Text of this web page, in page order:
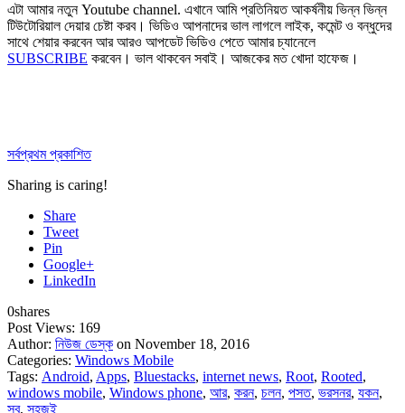
এটা আমার নতুন Youtube channel. এখানে আমি প্রতিনিয়ত আকর্ষনীয় ভিন্ন ভিন্ন
টিউটোরিয়াল দেয়ার চেষ্টা করব। ভিডিও আপনাদের ভাল লাগলে লাইক, কমেন্ট ও বন্ধুদের
সাথে শেয়ার করবেন আর আরও আপডেট ভিডিও পেতে আমার চ্যানেলে
SUBSCRIBE করবেন। ভাল থাকবেন সবাই। আজকের মত খোদা হাফেজ।
সর্বপ্রথম প্রকাশিত
Sharing is caring!
Share
Tweet
Pin
Google+
LinkedIn
0shares
Post Views: 169
Author: নিউজ ডেস্ক on November 18, 2016
Categories: Windows Mobile
Tags: Android, Apps, Bluestacks, internet news, Root, Rooted,
windows mobile, Windows phone, আর, করন, চলন, পসত, ভরসনর, যকন,
সব, সহজই